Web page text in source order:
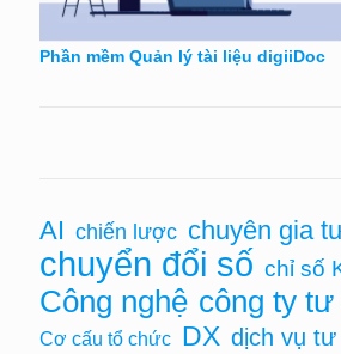
Phần mềm Quản lý tài liệu digiiDoc
AI chiến lược chuyên gia
chuyển đổi số chỉ số
Công nghệ công ty tư
Cơ cấu tổ chức DX dịch vụ tư